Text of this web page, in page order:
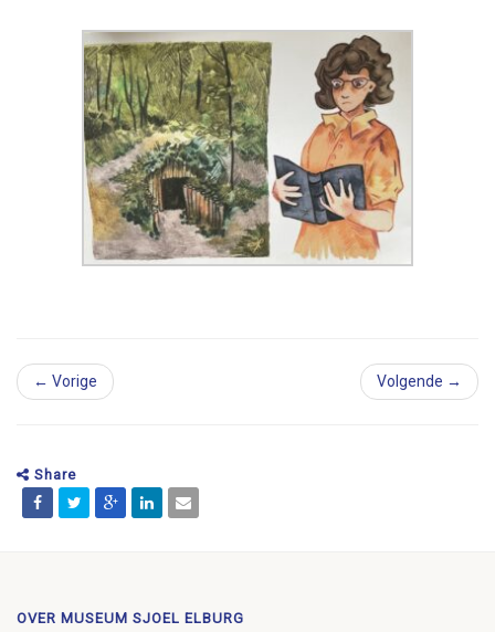
← Vorige Volgende →
Share
OVER MUSEUM SJOEL ELBURG